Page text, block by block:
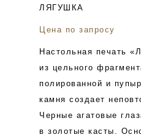
ЛЯГУШКА
Цена по запросу
Настольная печать
из цельного
полированной и
камня создает
Черные агатовые
в золотые касты.